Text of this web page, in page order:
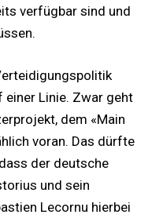
verfügbar sind und
einer Linie. Zwar geht
dem «Main
voran. Das dürfte
der deutsche
und sein
Lecornu hierbei